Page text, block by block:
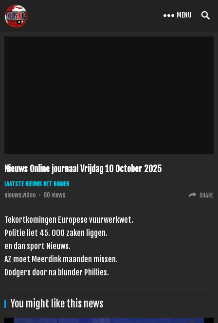
MENU
Nieuws Online journaal Vrijdag 10 October 2025
LAATSTE NIEUWS NET BINNEN
nieuws.video · 80 views SHARE
Tekortkomingen Europese vuurwerkwet.
Politie liet 45. 000 zaken liggen.
en dan sport Nieuws.
AZ moet Meerdink maanden missen.
Dodgers door na blunder Phillies.
You might like this news